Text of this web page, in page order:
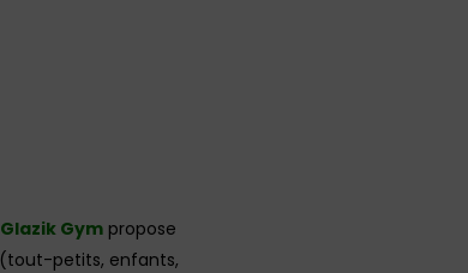
Glazik Gym propose
(tout-petits, enfants,